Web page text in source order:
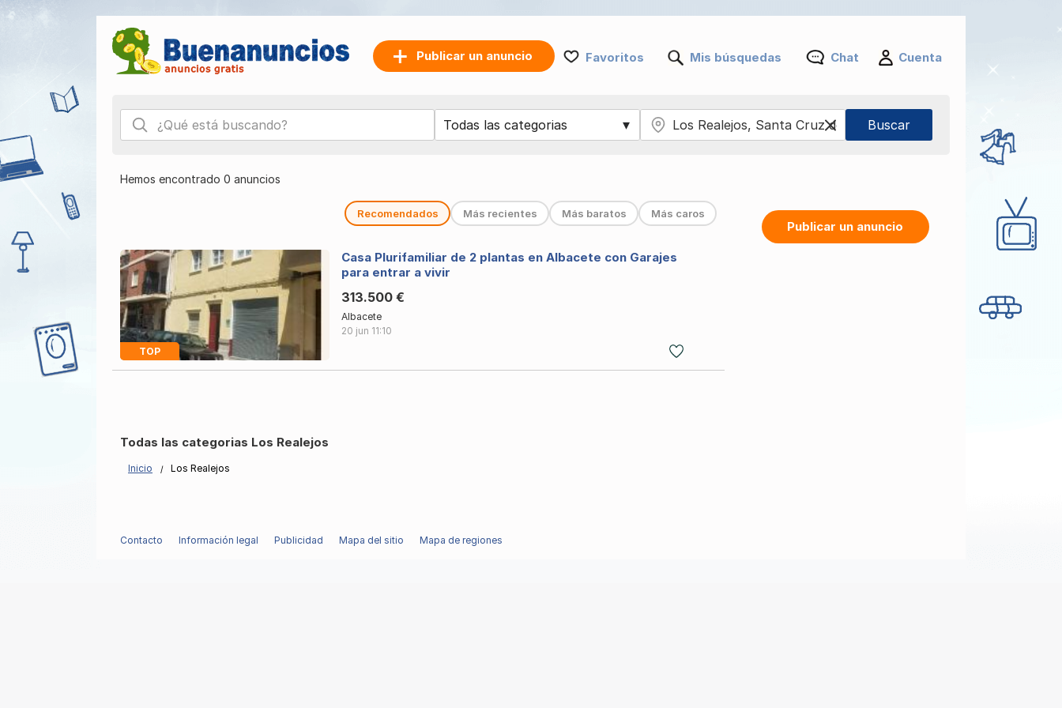
Publicar un anuncio Favoritos Mis búsquedas Chat Cuenta
Hemos encontrado 0 anuncios
Recomendados Más recientes Más baratos Más caros
TOP
Casa Plurifamiliar de 2 plantas en Albacete con Garajes
para entrar a vivir
313.500 €
Albacete
20 jun 11:10
Todas las categorias Los Realejos
Inicio Los Realejos
Publicar un anuncio
Contacto Información legal Publicidad Mapa del sitio Mapa de regiones